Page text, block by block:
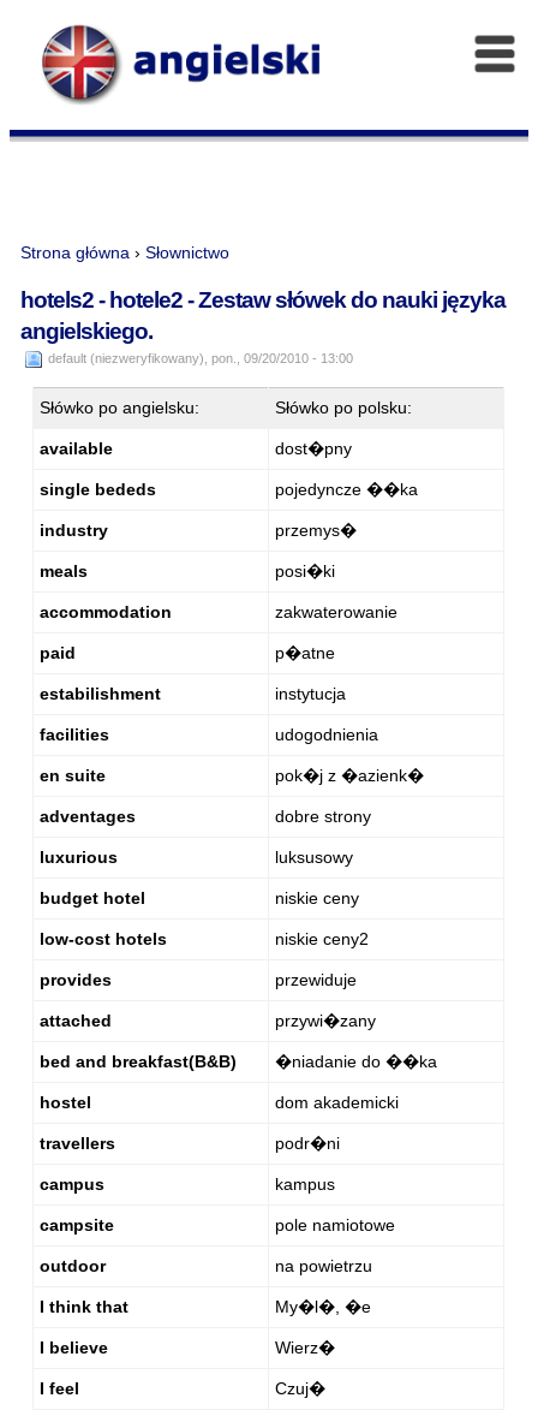
Strona główna› Słownictwo
hotels2 - hotele2 - Zestaw słówek do nauki języka
angielskiego.
default (niezweryfikowany), pon., 09/20/2010 - 13:00
Słówko po angielsku: Słówko po polsku:
available dost�pny
single bededs pojedyncze ��ka
industry przemys�
meals posi�ki
accommodation zakwaterowanie
paid p�atne
estabilishment instytucja
facilities udogodnienia
en suite pok�j z �azienk�
adventages dobre strony
luxurious luksusowy
budget hotel niskie ceny
low-cost hotels niskie ceny2
provides przewiduje
attached przywi�zany
bed and breakfast(B&B) �niadanie do ��ka
hostel dom akademicki
travellers podr�ni
campus kampus
campsite pole namiotowe
outdoor na powietrzu
I think that My�l�, �e
I believe Wierz�
I feel Czuj�